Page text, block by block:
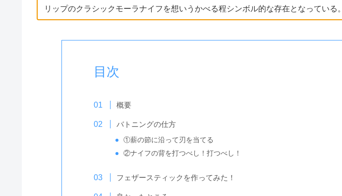
リップのクラシックモーラナイフを想いうかべる程シンボル的な存在となっている。
目次
概要
バトニングの仕方
①薪の節に沿って刃を当てる
②ナイフの背を打つべし！打つべし！
フェザースティックを作ってみた！